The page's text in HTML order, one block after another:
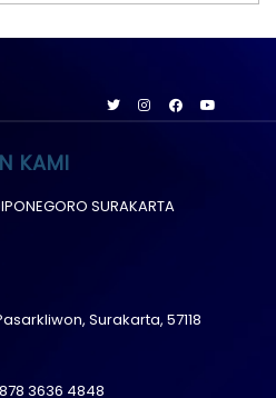
KAMI
SURAKARTA
Surakarta, 57118
3636 4848